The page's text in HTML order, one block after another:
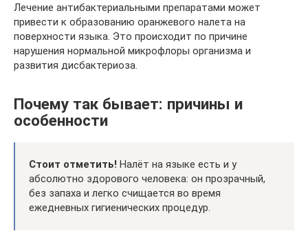
Лечение антибактериальными препаратами может
привести к образованию оранжевого налета на
поверхности языка. Это происходит по причине
нарушения нормальной микрофлоры организма и
развития дисбактериоза.
Почему так бывает: причины и
особенности
Стоит отметить! Налёт на языке есть и у
абсолютно здорового человека: он прозрачный,
без запаха и легко счищается во время
ежедневных гигиенических процедур.